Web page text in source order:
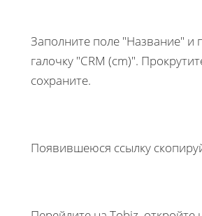
Заполните поле "Название" и
галочку "CRM (cm)".
сохраните.
Появившеюся ссылку